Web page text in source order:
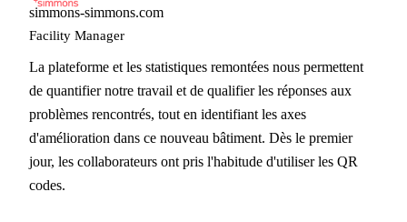
simmons-simmons.com
Facility Manager
La plateforme et les statistiques remontées nous permettent
de quantifier notre travail et de qualifier les réponses aux
problèmes rencontrés, tout en identifiant les axes
d'amélioration dans ce nouveau bâtiment. Dès le premier
jour, les collaborateurs ont pris l'habitude d'utiliser les QR
codes.